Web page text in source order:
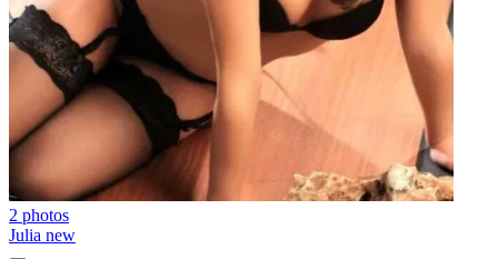
2 photos
Julia new